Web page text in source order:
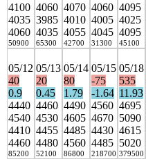
4100
4035
4060
50900
4060
3985
4035
65300
4070
4010
4055
42700
4060
4005
4045
31300
4095
4025
4095
45100
05/12
40
0.9
4440
4540
4410
4460
85200
05/13
20
0.45
4460
4530
4455
4480
52100
05/14
80
1.79
4490
4605
4485
4560
86800
05/15
-75
-1.64
4560
4670
4430
4485
218700
05/18
535
11.93
4695
5090
4615
5020
379500